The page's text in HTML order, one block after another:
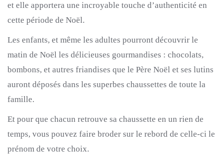
et elle apportera une incroyable touche d’authenticité en
cette période de Noël.
Les enfants, et même les adultes pourront découvrir le
matin de Noël les délicieuses gourmandises : chocolats,
bombons, et autres friandises que le Père Noël et ses lutins
auront déposés dans les superbes chaussettes de toute la
famille.
Et pour que chacun retrouve sa chaussette en un rien de
temps, vous pouvez faire broder sur le rebord de celle-ci le
prénom de votre choix.